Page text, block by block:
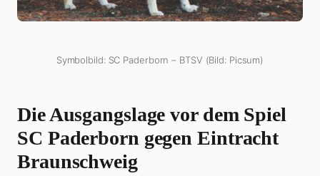
Symbolbild: SC Paderborn – BTSV (Bild: Picsum)
Die Ausgangslage vor dem Spiel
SC Paderborn gegen Eintracht
Braunschweig